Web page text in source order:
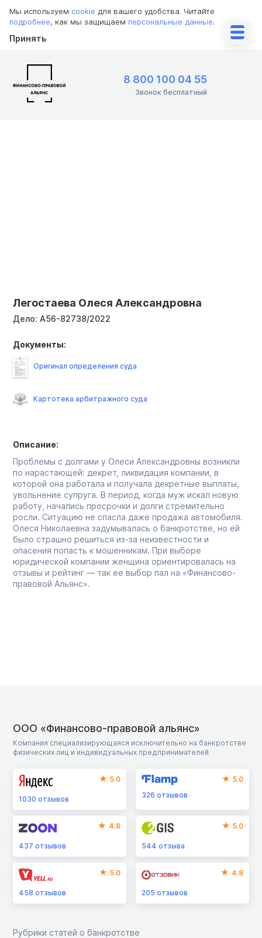
Мы используем cookie для вашего удобства. Читайте
подробнее, как мы защищаем персональные данные.
Принять
8 800 100 04 55
Звонок бесплатный
Легостаева Олеся Александровна
Дело: А56-82738/2022
Описание:
Проблемы с долгами у Олеси Александровны возникли
по нарастающей: декрет, ликвидация компании, в
которой она работала и получала декретные выплаты,
увольнение супруга. В период, когда муж искал новую
работу, начались просрочки и долги стремительно
росли. Ситуацию не спасла даже продажа автомобиля.
Олеся Николаевна задумывалась о банкротстве, но ей
было страшно решиться из-за неизвестности и
опасения попасть к мошенникам. При выборе
юридической компании женщина ориентировалась на
отзывы и рейтинг — так ее выбор пал на «Финансово-
правовой Альянс».
Документы:
Оригинал определения суда
Картотека арбитражного суда
ООО «Финансово-правовой альянс»
Компания специализирующаяся исключительно на банкротстве
физических лиц и индивидуальных предпринимателей
5.0
1030 отзывов
5.0
326отзывов
4.8
437 отзывов
5.0
544отзыва
5.0
458 отзывов
4.8
205отзывов
Рубрики статей о банкротстве